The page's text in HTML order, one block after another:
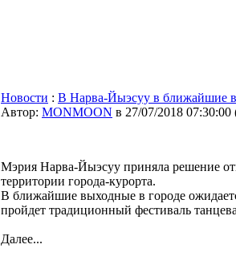
Новости : В Нарва-Йыэсуу в ближайшие
Автор: MONMOON в 27/07/2018 07:30:00
Мэрия Нарва-Йыэсуу приняла решение
территории города-курорта.
В ближайшие выходные в городе
пройдет традиционный фестиваль
Далее...